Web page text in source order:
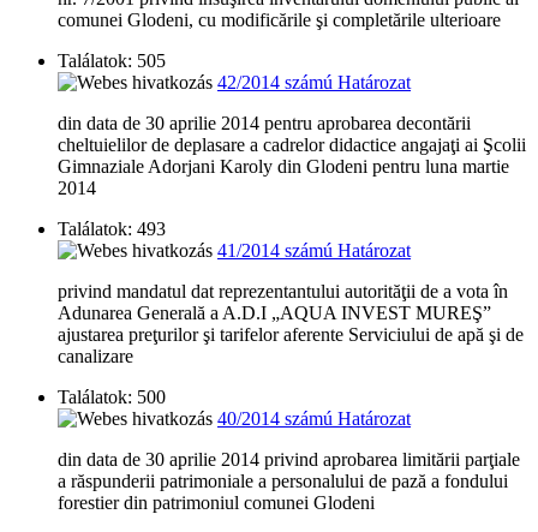
comunei Glodeni, cu modificările şi completările ulterioare
Találatok: 505
42/2014 számú Határozat
din data de 30 aprilie 2014 pentru aprobarea decontării
cheltuielilor de deplasare a cadrelor didactice angajaţi ai Şcolii
Gimnaziale Adorjani Karoly din Glodeni pentru luna martie
2014
Találatok: 493
41/2014 számú Határozat
privind mandatul dat reprezentantului autorităţii de a vota în
Adunarea Generală a A.D.I „AQUA INVEST MUREŞ”
ajustarea preţurilor şi tarifelor aferente Serviciului de apă şi de
canalizare
Találatok: 500
40/2014 számú Határozat
din data de 30 aprilie 2014 privind aprobarea limitării parţiale
a răspunderii patrimoniale a personalului de pază a fondului
forestier din patrimoniul comunei Glodeni